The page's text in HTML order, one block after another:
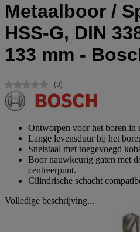
Metaalboor /
HSS-G, DIN
133 mm -
Geen
scorewaarde.
Dezelfde
(0)
Ontworpen voor het boren in
Lange levensduur bij het
Snelstaal met toegevoegd
Boor nauwkeurig gaten met
centreerpunt.
Cilindrische schacht
Volledige beschrijving...